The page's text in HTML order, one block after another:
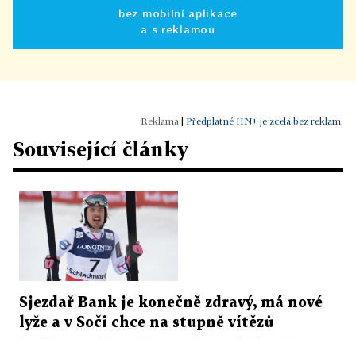
bez mobilní aplikace
a s reklamou
Předplatné HN+ je zcela bez reklam.
Související články
Sjezdař Bank je konečně zdravý, má nové
lyže a v Soči chce na stupně vítězů